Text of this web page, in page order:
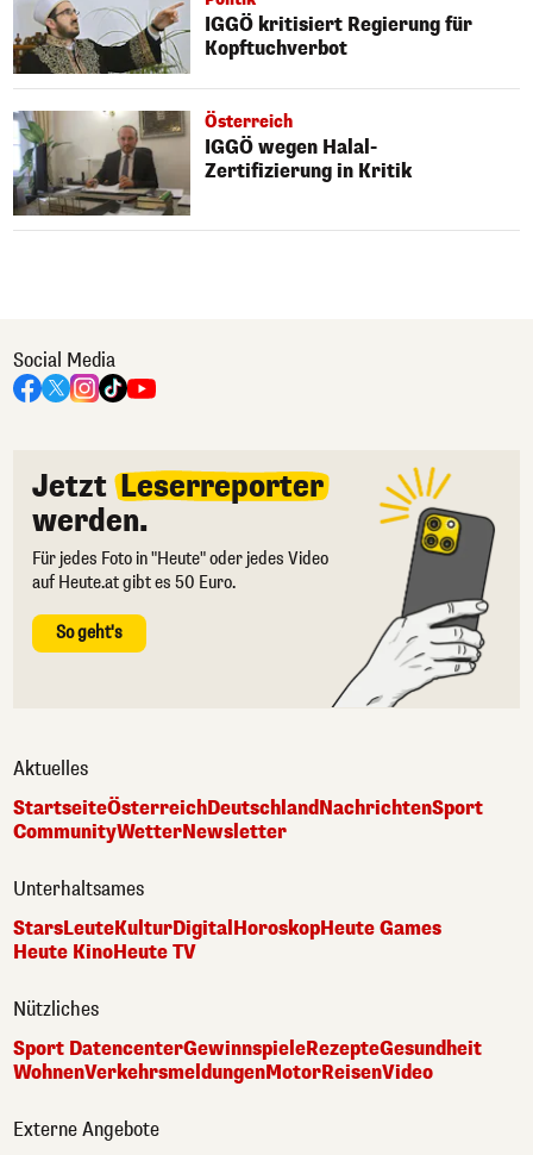
IGGÖ kritisiert Regierung für
Kopftuchverbot
Österreich
IGGÖ wegen Halal-
Zertifizierung in Kritik
Social Media
Jetzt Leserreporter
werden.
Für jedes Foto in "Heute" oder jedes Video
auf Heute.at gibt es 50 Euro.
So geht's
Aktuelles
StartseiteÖsterreichDeutschlandNachrichtenSport
CommunityWetterNewsletter
Unterhaltsames
StarsLeuteKulturDigitalHoroskopHeute Games
Heute KinoHeute TV
Nützliches
Sport DatencenterGewinnspieleRezepteGesundheit
WohnenVerkehrsmeldungenMotorReisenVideo
Externe Angebote